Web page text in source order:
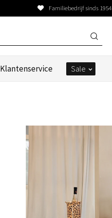
Familiebedrijf sinds 1954
Klantenservice Sale